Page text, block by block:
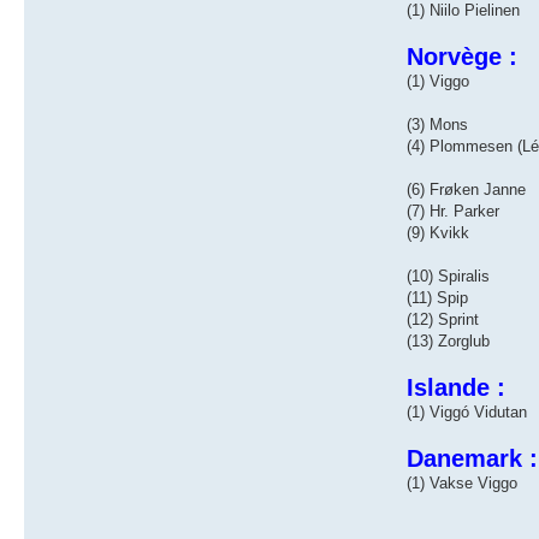
(1) Niilo Pielinen
Norvège :
(1) Viggo
(3) Mons
(4) Plommesen
(6) Frøken Janne
(7) Hr. Parker
(9) Kvikk
(10) Spiralis
(11) Spip
(12) Sprint
(13) Zorglub
Islande :
(1) Viggó Vidutan
Danemark :
(1) Vakse Viggo